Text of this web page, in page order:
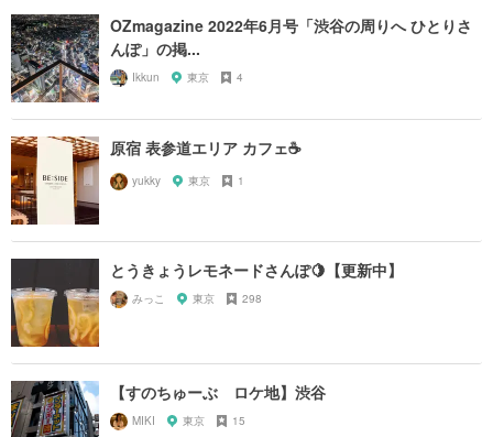
OZmagazine 2022年6月号「渋谷の周りへ ひとりさ
んぽ」の掲...
Ikkun 東京 4
原宿 表参道エリア カフェ☕️
yukky 東京 1
とうきょうレモネードさんぽ🍋【更新中】
みっこ 東京 298
【すのちゅーぶ ロケ地】渋谷
MIKI 東京 15